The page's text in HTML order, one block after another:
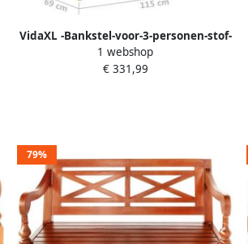
VidaXL -Bankstel-voor-3-personen-stof-
geel-2-delig
1 webshop
€ 331,99
79%